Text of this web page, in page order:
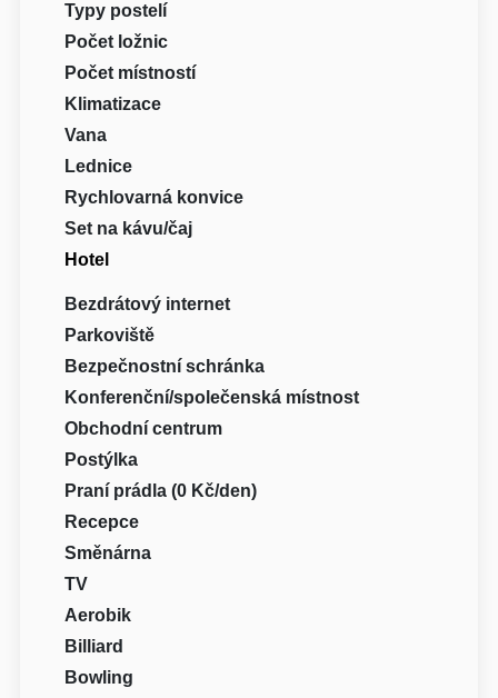
Typy postelí
Počet ložnic
Počet místností
Klimatizace
Vana
Lednice
Rychlovarná konvice
Set na kávu/čaj
Hotel
Bezdrátový internet
Parkoviště
Bezpečnostní schránka
Konferenční/společenská místnost
Obchodní centrum
Postýlka
Praní prádla (0 Kč/den)
Recepce
Směnárna
TV
Aerobik
Billiard
Bowling